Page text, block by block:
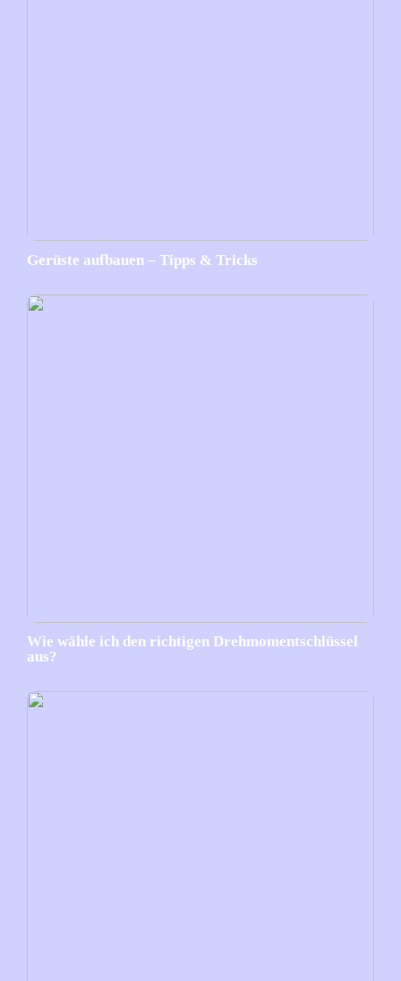
Gerüste aufbauen – Tipps & Tricks
Wie wähle ich den richtigen Drehmomentschlüssel
aus?